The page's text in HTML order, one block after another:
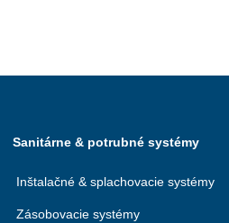
Sanitárne & potrubné systémy
Inštalačné & splachovacie systémy
Zásobovacie systémy